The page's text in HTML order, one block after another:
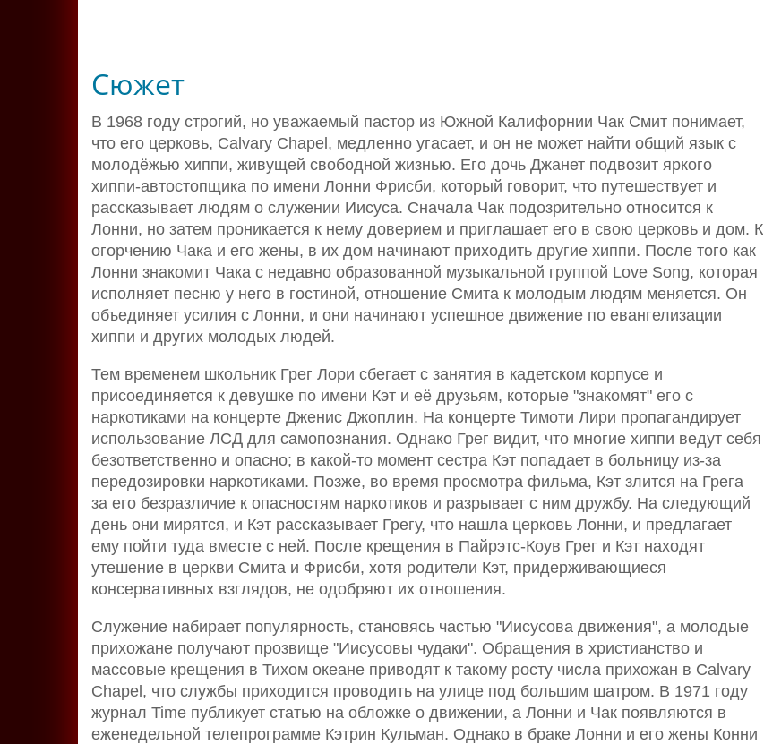
Сюжет
В 1968 году строгий, но уважаемый пастор из Южной Калифорнии Чак Смит понимает,
что его церковь, Calvary Chapel, медленно угасает, и он не может найти общий язык с
молодёжью хиппи, живущей свободной жизнью. Его дочь Джанет подвозит яркого
хиппи-автостопщика по имени Лонни Фрисби, который говорит, что путешествует и
рассказывает людям о служении Иисуса. Сначала Чак подозрительно относится к
Лонни, но затем проникается к нему доверием и приглашает его в свою церковь и дом. К
огорчению Чака и его жены, в их дом начинают приходить другие хиппи. После того как
Лонни знакомит Чака с недавно образованной музыкальной группой Love Song, которая
исполняет песню у него в гостиной, отношение Смита к молодым людям меняется. Он
объединяет усилия с Лонни, и они начинают успешное движение по евангелизации
хиппи и других молодых людей.
Тем временем школьник Грег Лори сбегает с занятия в кадетском корпусе и
присоединяется к девушке по имени Кэт и её друзьям, которые "знакомят" его с
наркотиками на концерте Дженис Джоплин. На концерте Тимоти Лири пропагандирует
использование ЛСД для самопознания. Однако Грег видит, что многие хиппи ведут себя
безответственно и опасно; в какой-то момент сестра Кэт попадает в больницу из-за
передозировки наркотиками. Позже, во время просмотра фильма, Кэт злится на Грега
за его безразличие к опасностям наркотиков и разрывает с ним дружбу. На следующий
день они мирятся, и Кэт рассказывает Грегу, что нашла церковь Лонни, и предлагает
ему пойти туда вместе с ней. После крещения в Пайрэтс-Коув Грег и Кэт находят
утешение в церкви Смита и Фрисби, хотя родители Кэт, придерживающиеся
консервативных взглядов, не одобряют их отношения.
Служение набирает популярность, становясь частью "Иисусова движения", а молодые
прихожане получают прозвище "Иисусовы чудаки". Обращения в христианство и
массовые крещения в Тихом океане приводят к такому росту числа прихожан в Calvary
Chapel, что службы приходится проводить на улице под большим шатром. В 1971 году
журнал Time публикует статью на обложке о движении, а Лонни и Чак появляются в
еженедельной телепрограмме Кэтрин Кульман. Однако в браке Лонни и его жены Конни